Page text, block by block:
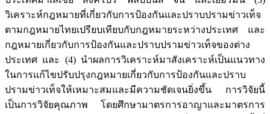
วิเคราะห์กฎหมายที่เกี่ยวกับการป้องกันและปราบปรามข่าวเท็จ
ตามกฎหมายไทยเปรียบเทียบกับกฎหมายระหว่างประเทศ และ
กฎหมายเกี่ยวกับการป้องกันและปราบปรามข่าวเท็จของต่าง
ประเทศ และ (4) นำผลการวิเคราะห์มาสังเคราะห์เป็นแนวทาง
ในการแก้ไขปรับปรุงกฎหมายเกี่ยวกับการป้องกันและปราบ
ปรามข่าวเท็จให้เหมาะสมและมีความชัดเจนยิ่งขึ้น การวิจัยนี้
เป็นการวิจัยคุณภาพ โดยศึกษามาตรการอาญาและมาตรการ